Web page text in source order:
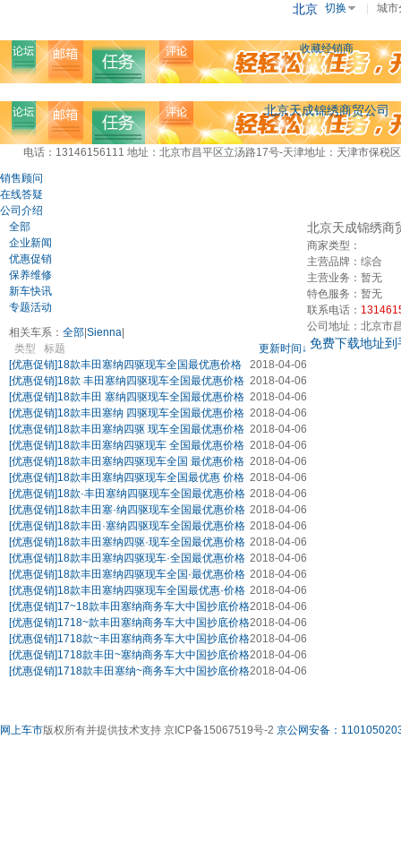
北京 切换 城市
收藏经销商
北京天成锦绣商贸公司
电话：13146156111 地址：北京市昌平区立汤路17号-天津地址：天津市保税
销售顾问
在线答疑
公司介绍
全部
企业新闻
优惠促销
保养维修
新车快讯
专题活动
相关车系： 全部 Sienna
更新时间↓
类型
标题
2018-04-06
[优惠促销]18款丰田塞纳四驱现车全国最优惠价格
2018-04-06
[优惠促销]18款 丰田塞纳四驱现车全国最优惠价格
2018-04-06
[优惠促销]18款丰田 塞纳四驱现车全国最优惠价格
2018-04-06
[优惠促销]18款丰田塞纳 四驱现车全国最优惠价格
2018-04-06
[优惠促销]18款丰田塞纳四驱 现车全国最优惠价格
2018-04-06
[优惠促销]18款丰田塞纳四驱现车 全国最优惠价格
2018-04-06
[优惠促销]18款丰田塞纳四驱现车全国 最优惠价格
2018-04-06
[优惠促销]18款丰田塞纳四驱现车全国最优惠 价格
2018-04-06
[优惠促销]18款·丰田塞纳四驱现车全国最优惠价格
2018-04-06
[优惠促销]18款丰田塞·纳四驱现车全国最优惠价格
2018-04-06
[优惠促销]18款丰田·塞纳四驱现车全国最优惠价格
2018-04-06
[优惠促销]18款丰田塞纳四驱·现车全国最优惠价格
2018-04-06
[优惠促销]18款丰田塞纳四驱现车·全国最优惠价格
2018-04-06
[优惠促销]18款丰田塞纳四驱现车全国·最优惠价格
2018-04-06
[优惠促销]18款丰田塞纳四驱现车全国最优惠·价格
2018-04-06
[优惠促销]17~18款丰田塞纳商务车大中国抄底价格
2018-04-06
[优惠促销]1718~款丰田塞纳商务车大中国抄底价格
2018-04-06
[优惠促销]1718款~丰田塞纳商务车大中国抄底价格
2018-04-06
[优惠促销]1718款丰田~塞纳商务车大中国抄底价格
2018-04-06
[优惠促销]1718款丰田塞纳~商务车大中国抄底价格
北京天成锦绣商
商家类型：
主营品牌： 综合
主营业务： 暂无
特色服务： 暂无
联系电话：
公司地址： 北京市
免费下载地址到
网上车市版权所有并提供技术支持 京ICP备15067519号-2 京公网安备：